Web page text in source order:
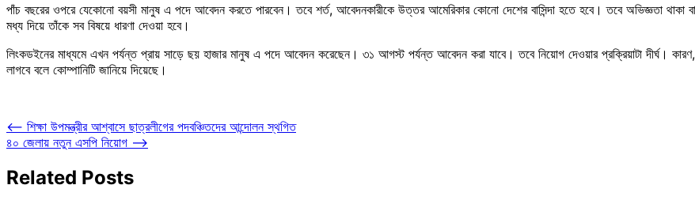
পাঁচ বছরের ওপরে যেকোনো বয়সী মানুষ এ পদে আবেদন করতে পারবেন। তবে শর্ত, আবেদনকারীকে উত্তর আমেরিকার কোনো দেশের বাসিন্দা হতে হবে। তবে অভিজ্ঞতা থাকা
মধ্য দিয়ে তাঁকে সব বিষয়ে ধারণা দেওয়া হবে।
লিংকডইনের মাধ্যমে এখন পর্যন্ত প্রায় সাড়ে ছয় হাজার মানুষ এ পদে আবেদন করেছেন। ৩১ আগস্ট পর্যন্ত আবেদন করা যাবে। তবে নিয়োগ দেওয়ার প্রক্রিয়াটা দীর্ঘ।
লাগবে বলে কোম্পানিটি জানিয়ে দিয়েছে।
Post
navigation
⟵ শিক্ষা উপমন্ত্রীর আশ্বাসে ছাত্রলীগের পদবঞ্চিতদের আন্দোলন স্থগিত
৪০ জেলায় নতুন এসপি নিয়োগ ⟶
Related Posts